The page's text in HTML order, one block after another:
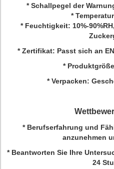
* Schallpegel der
*
* Feuchtigkeit: 10%-
* Zertifikat: Passt sich an
*
* Verpacken:
* Berufserfahrung und
anzunehmen
* Beantworten Sie Ihre
24